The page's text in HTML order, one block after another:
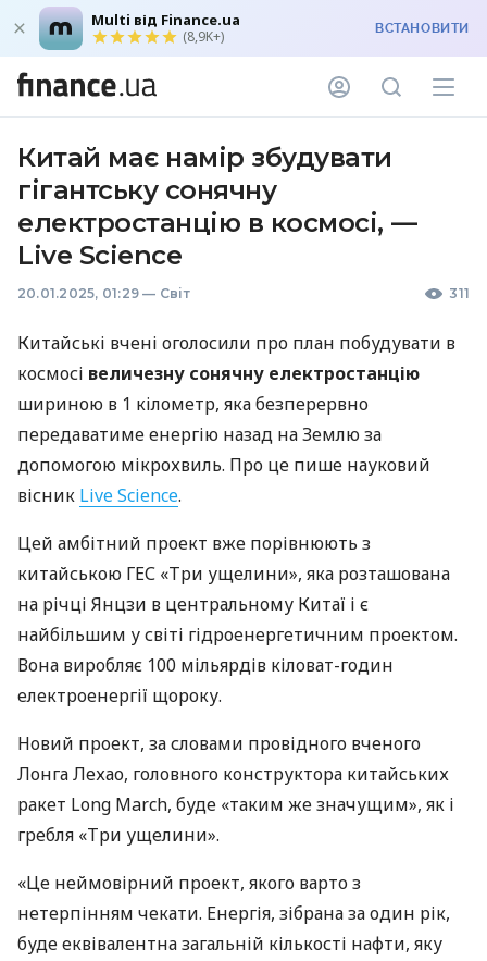
Multi від Finance.ua
(8,9K+) ВСТАНОВИТИ
Китай має намір збудувати
гігантську сонячну
електростанцію в космосі, —
Live Science
20.01.2025, 01:29 — Світ 311
Китайські вчені оголосили про план побудувати в
космосі величезну сонячну електростанцію
шириною в 1 кілометр, яка безперервно
передаватиме енергію назад на Землю за
допомогою мікрохвиль. Про це пише науковий
вісник Live Science.
Цей амбітний проект вже порівнюють з
китайською ГЕС «Три ущелини», яка розташована
на річці Янцзи в центральному Китаї і є
найбільшим у світі гідроенергетичним проектом.
Вона виробляє 100 мільярдів кіловат-годин
електроенергії щороку.
Новий проект, за словами провідного вченого
Лонга Лехао, головного конструктора китайських
ракет Long March, буде «таким же значущим», як і
гребля «Три ущелини».
«Це неймовірний проект, якого варто з
нетерпінням чекати. Енергія, зібрана за один рік,
буде еквівалентна загальній кількості нафти, яку